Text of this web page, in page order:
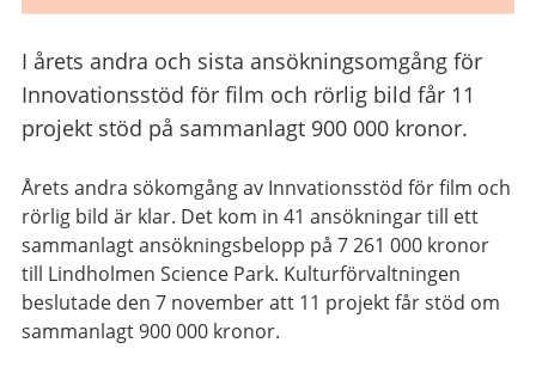
I årets andra och sista ansökningsomgång för
Innovationsstöd för film och rörlig bild får 11
projekt stöd på sammanlagt 900 000 kronor.
Årets andra sökomgång av Innvationsstöd för film och
rörlig bild är klar. Det kom in 41 ansökningar till ett
sammanlagt ansökningsbelopp på 7 261 000 kronor
till Lindholmen Science Park. Kulturförvaltningen
beslutade den 7 november att 11 projekt får stöd om
sammanlagt 900 000 kronor.